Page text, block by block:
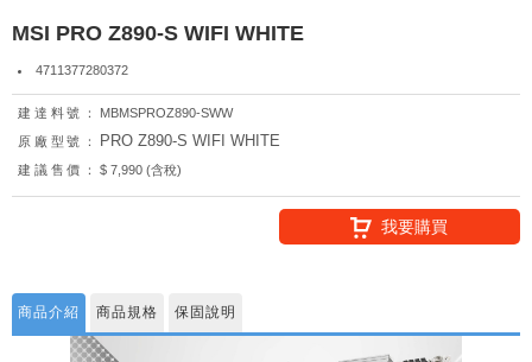
MSI PRO Z890-S WIFI WHITE
4711377280372
建達料號：
MBMSPROZ890-SWW
原廠型號：
PRO Z890-S WIFI WHITE
建議售價： $ 7,990 (含稅)
我要購買
商品介紹 商品規格 保固說明